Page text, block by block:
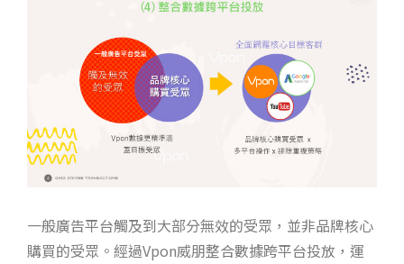
一般廣告平台觸及到大部分無效的受眾，並非品牌核心
購買的受眾。經過Vpon威朋整合數據跨平台投放，運